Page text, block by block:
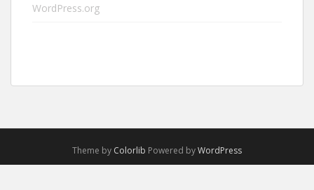
WordPress.org
Theme by Colorlib Powered byWordPress